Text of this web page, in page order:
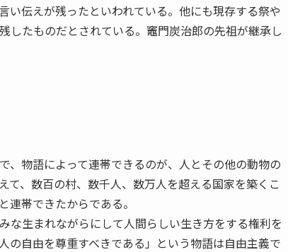
い伝えが残ったといわれている。他にも現存する祭や
したものだとされている。竈門炭治郎の先祖が継承し
物語によって連帯できるのが、人とその他の動物の
、数百の村、数千人、数万人を超える国家を築くこ
連帯できたからである。
生まれながらにして人間らしい生き方をする権利を
の自由を尊重すべきである」という物語は自由主義で